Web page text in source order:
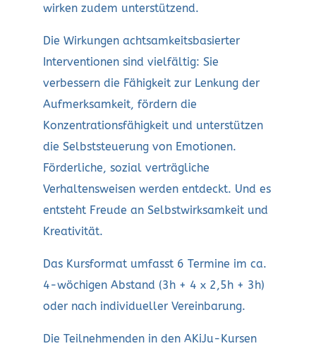
wirken zudem unterstützend.
Die Wirkungen achtsamkeitsbasierter
Interventionen sind vielfältig: Sie
verbessern die Fähigkeit zur Lenkung der
Aufmerksamkeit, fördern die
Konzentrationsfähigkeit und unterstützen
die Selbststeuerung von Emotionen.
Förderliche, sozial verträgliche
Verhaltensweisen werden entdeckt. Und es
entsteht Freude an Selbstwirksamkeit und
Kreativität.
Das Kursformat umfasst 6 Termine im ca.
4-wöchigen Abstand (3h + 4 x 2,5h + 3h)
oder nach individueller Vereinbarung.
Die Teilnehmenden in den AKiJu-Kursen